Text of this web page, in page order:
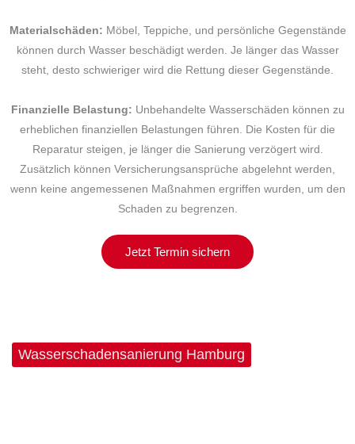
Materialschäden: Möbel, Teppiche, und persönliche Gegenstände
können durch Wasser beschädigt werden. Je länger das Wasser
steht, desto schwieriger wird die Rettung dieser Gegenstände.
Finanzielle Belastung: Unbehandelte Wasserschäden können zu
erheblichen finanziellen Belastungen führen. Die Kosten für die
Reparatur steigen, je länger die Sanierung verzögert wird.
Zusätzlich können Versicherungsansprüche abgelehnt werden,
wenn keine angemessenen Maßnahmen ergriffen wurden, um den
Schaden zu begrenzen.
Jetzt Termin sichern
Wasserschadensanierung Hamburg